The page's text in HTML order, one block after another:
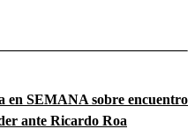
en SEMANA sobre encuentro
ante Ricardo Roa